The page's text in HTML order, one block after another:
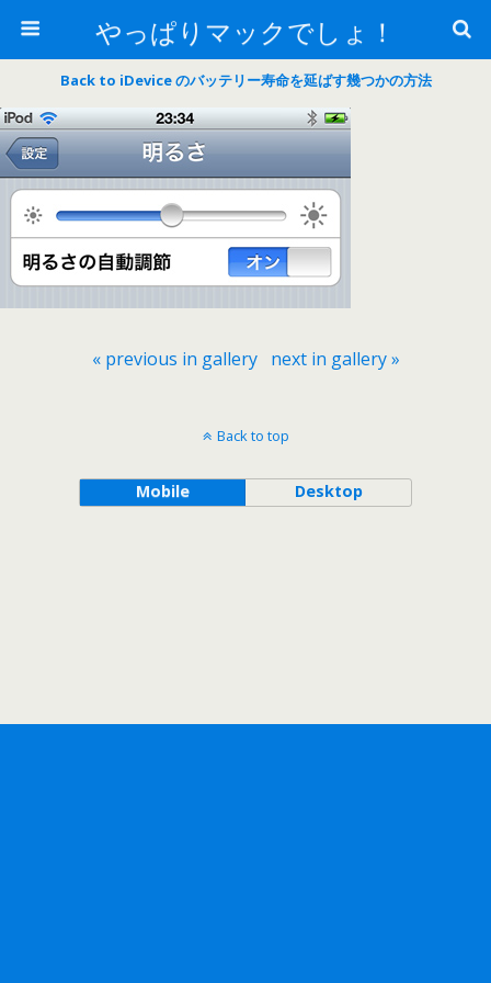
やっぱりマックでしょ！
Back to iDevice のバッテリー寿命を延ばす幾つかの方法
« previous in gallery next in gallery »
Back to top
Mobile Desktop